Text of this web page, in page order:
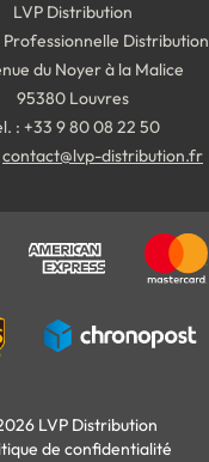
LVP Distribution
Professionnelle Distribution
du Noyer à la Malice
95380 Louvres
: +33 9 80 08 22 50
contact@lvp-distribution.fr
LVP Distribution
de confidentialité